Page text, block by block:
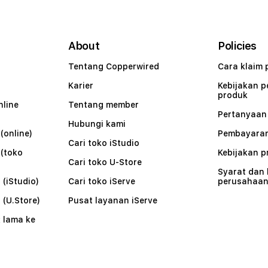
lama ke
About
Tentang Copperwired
Karier
Tentang member
Hubungi kami
Cari toko iStudio
Cari toko U-Store
Cari toko iServe
Pusat layanan iServe
Policies
Cara klaim
Kebijakan
produk
Pertanyaan
Kebijakan
Syarat dan
perusahaan